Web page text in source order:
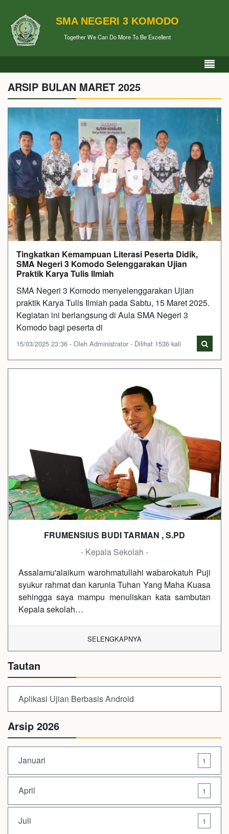
SMA NEGERI 3 KOMODO
Together We Can Do More To Be Excellent
ARSIP BULAN MARET 2025
Tingkatkan Kemampuan Literasi Peserta Didik,
SMA Negeri 3 Komodo Selenggarakan Ujian
Praktik Karya Tulis Ilmiah
SMA Negeri 3 Komodo menyelenggarakan Ujian
praktik Karya Tulis Ilmiah pada Sabtu, 15 Maret 2025.
Kegiatan ini berlangsung di Aula SMA Negeri 3
Komodo bagi peserta di
15/03/2025 23:36 - Oleh Administrator - Dilihat 1536 kali
FRUMENSIUS BUDI TARMAN , S.PD
- Kepala Sekolah -
Assalamu'alaikum warohmatullahi wabarokatuh Puji
syukur rahmat dan karunia Tuhan Yang Maha Kuasa
sehingga saya mampu menuliskan kata sambutan
Kepala sekolah…
SELENGKAPNYA
Tautan
Aplikasi Ujian Berbasis Android
Arsip 2026
Januari 1
April 1
Juli 1